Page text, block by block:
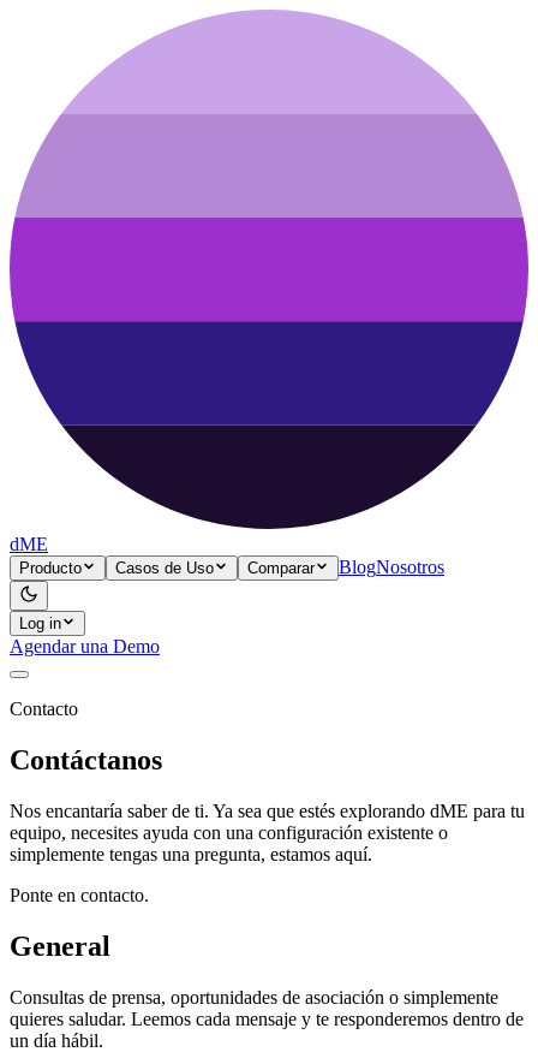
dME
Producto Casos de Uso Comparar BlogNosotros
Log in
Agendar una Demo
Contacto
Contáctanos
Nos encantaría saber de ti. Ya sea que estés explorando dME para tu
equipo, necesites ayuda con una configuración existente o
simplemente tengas una pregunta, estamos aquí.
Ponte en contacto.
General
Consultas de prensa, oportunidades de asociación o simplemente
quieres saludar. Leemos cada mensaje y te responderemos dentro de
un día hábil.